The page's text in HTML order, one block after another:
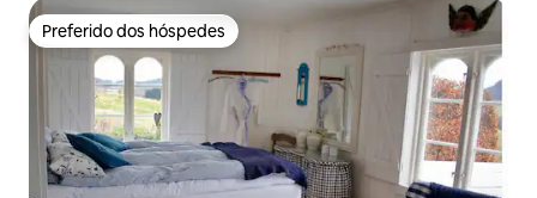
Preferido dos hóspedes
Preferido dos hóspedes